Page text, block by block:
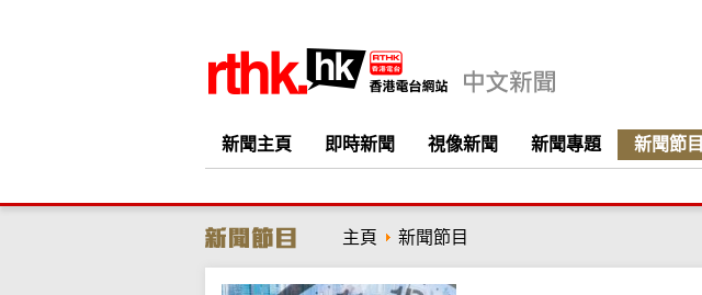
新聞主頁 即時新聞 視像新聞 新聞專題 新聞節目
主頁 新聞節目